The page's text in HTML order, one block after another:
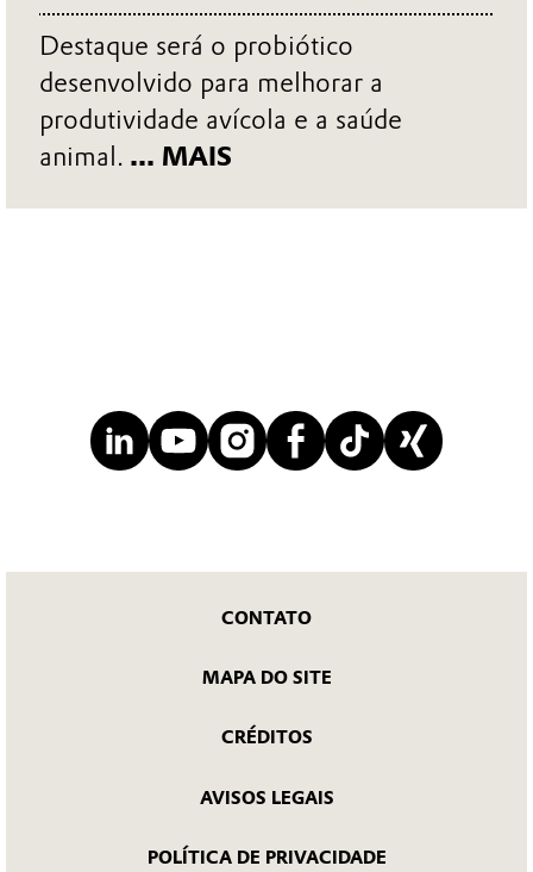
Destaque será o probiótico
desenvolvido para melhorar a
produtividade avícola e a saúde
animal. ... MAIS
CONTATO
MAPA DO SITE
CRÉDITOS
AVISOS LEGAIS
POLÍTICA DE PRIVACIDADE